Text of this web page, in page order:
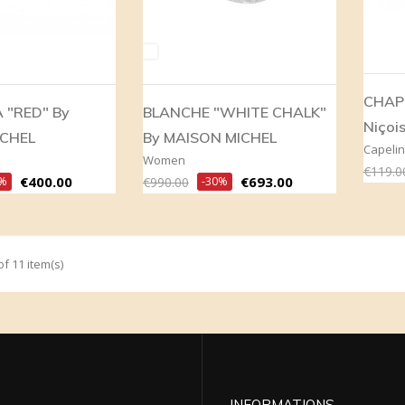
"RED" By
Price
€400.00
BLANCHE "WHITE CHALK"
By MAISON MICHEL
Women
Regular
€990.00 -30% Price
€693.00
11 item(s)